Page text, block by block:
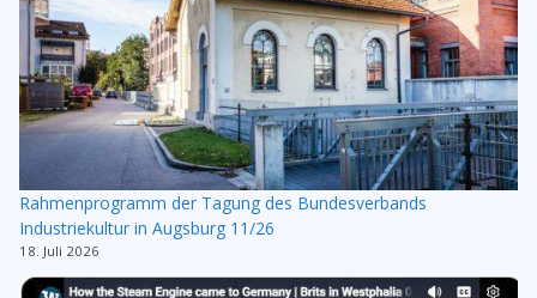
Rahmenprogramm der Tagung des Bundesverbands
Industriekultur in Augsburg 11/26
18. Juli 2026